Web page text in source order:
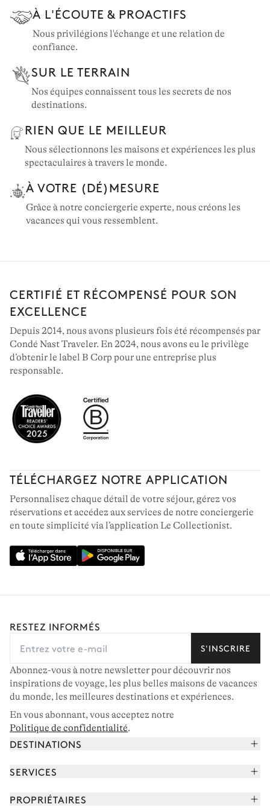
Suisse: 79 propriétés
Autriche: 33 propriétés
Croatie: 32 propriétés
À L'ÉCOUTE & PROACTIFS
Nous privilégions l'échange et une relation de
confiance.
SUR LE TERRAIN
Nos équipes connaissent tous les secrets de nos
destinations.
RIEN QUE LE MEILLEUR
Nous sélectionnons les maisons et expériences les plus
spectaculaires à travers le monde.
À VOTRE (DÉ)MESURE
Grâce à notre conciergerie experte, nous créons les
vacances qui vous ressemblent.
CERTIFIÉ ET RÉCOMPENSÉ POUR SON
EXCELLENCE
Depuis 2014, nous avons plusieurs fois été récompensés par
Condé Nast Traveler. En 2024, nous avons eu le privilège
d’obtenir le label B Corp pour une entreprise plus
responsable.
TÉLÉCHARGEZ NOTRE APPLICATION
Personnalisez chaque détail de votre séjour, gérez vos
réservations et accédez aux services de notre conciergerie
en toute simplicité via l’application Le Collectionist.
RESTEZ INFORMÉS
S'INSCRIRE
Abonnez-vous à notre newsletter pour découvrir nos
inspirations de voyage, les plus belles maisons de vacances
du monde, les meilleures destinations et expériences.
En vous abonnant, vous acceptez notre
Politique de confidentialité.
DESTINATIONS
Corse
SERVICES
Réserver vos vacances
PROPRIÉTAIRES